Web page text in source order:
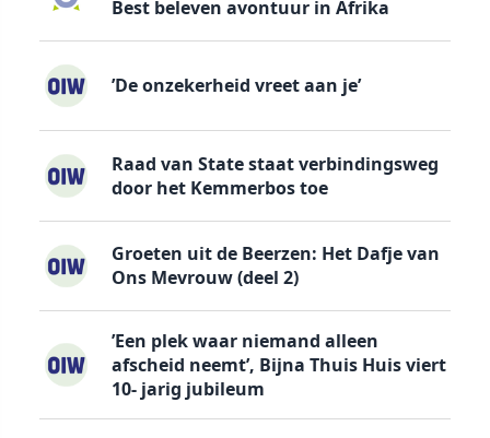
Best beleven avontuur in Afrika
’De onzekerheid vreet aan je’
Raad van State staat verbindingsweg
door het Kemmerbos toe
Groeten uit de Beerzen: Het Dafje van
Ons Mevrouw (deel 2)
’Een plek waar niemand alleen
afscheid neemt’, Bijna Thuis Huis viert
10- jarig jubileum